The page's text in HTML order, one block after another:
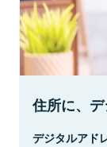
住所に、デ
デジタルアド